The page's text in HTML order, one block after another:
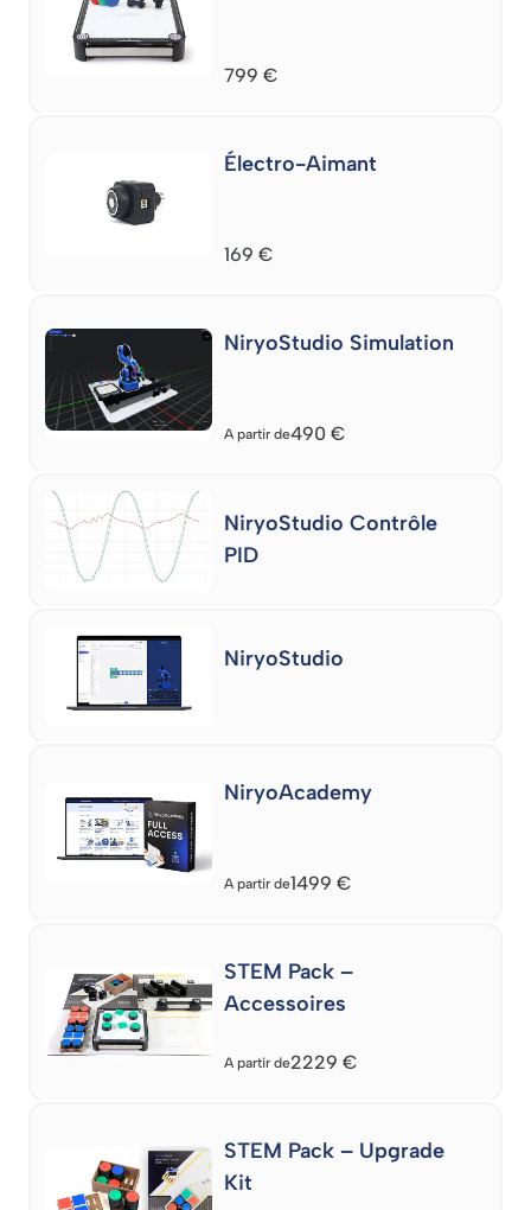
799€
Électro-Aimant
169€
NiryoStudio Simulation
A partir de490€
NiryoStudio Contrôle
PID
NiryoStudio
NiryoAcademy
A partir de1499€
STEM Pack –
Accessoires
A partir de2229€
STEM Pack – Upgrade
Kit